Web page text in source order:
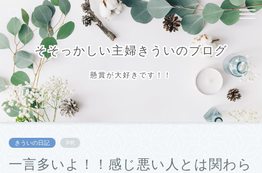
そそっかしい主婦きういのブログ
懸賞が大好きです！！
きういの日記 PR
一言多いよ！！感じ悪い人とは関わら